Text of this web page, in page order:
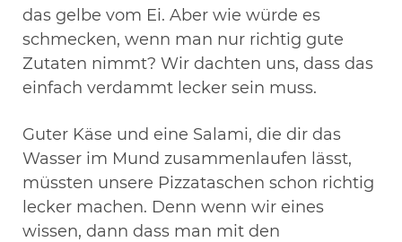
das gelbe vom Ei. Aber wie würde es
schmecken, wenn man nur richtig gute
Zutaten nimmt? Wir dachten uns, dass das
einfach verdammt lecker sein muss.
Guter Käse und eine Salami, die dir das
Wasser im Mund zusammenlaufen lässt,
müssten unsere Pizzataschen schon richtig
lecker machen. Denn wenn wir eines
wissen, dann dass man mit den